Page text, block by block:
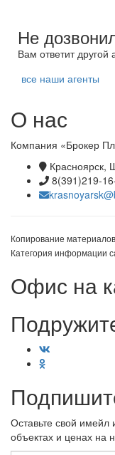
Не
Вам ответит другой
все наши агенты
О нас
Компания «Брокер
Красноярск,
8(391)219-
Копирование
Категория информации
Офис на
Оставьте свой
объектах и ценах на